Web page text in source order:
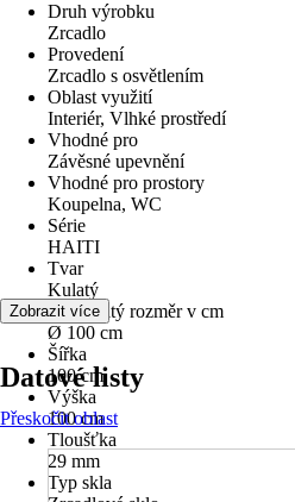
Druh výrobku
Zrcadlo
Provedení
Zrcadlo s osvětlením
Oblast využití
Interiér, Vlhké prostředí
Vhodné pro
Závěsné upevnění
Vhodné pro prostory
Koupelna, WC
Série
HAITI
Tvar
Kulatý
Jmenovitý rozměr v cm
Ø 100 cm
Šířka
100 cm
Výška
100 cm
Tloušťka
29 mm
Typ skla
Zobrazit více
Datové listy
Přeskočit oblast